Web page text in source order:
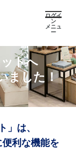
ログイ
ン
メニュ
ー
トへ
ました！
」は、
利な機能を